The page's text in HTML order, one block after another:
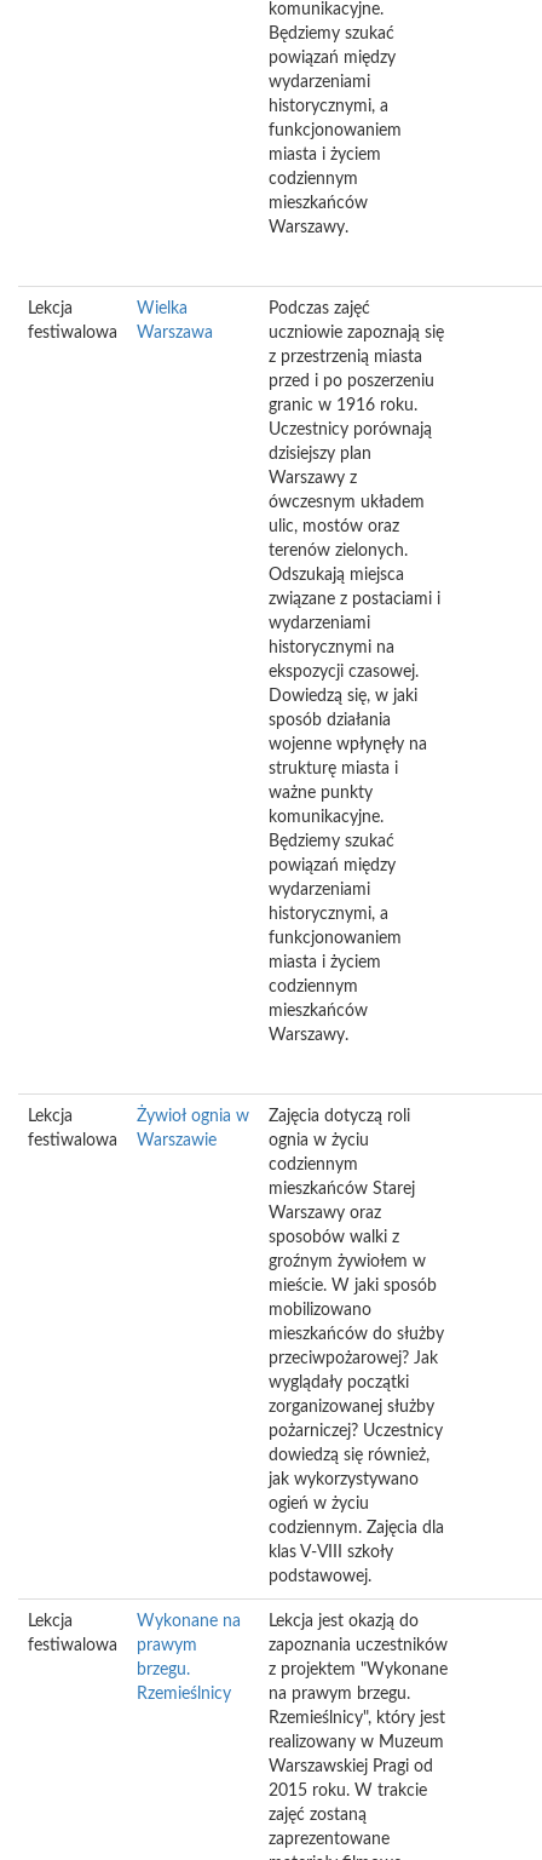
komunikacyjne.
Będziemy szukać
powiązań między
wydarzeniami
historycznymi, a
funkcjonowaniem
miasta i życiem
codziennym
mieszkańców
Warszawy.
Lekcja
festiwalowa
Wielka
Warszawa
Podczas zajęć
uczniowie zapoznają się
z przestrzenią miasta
przed i po poszerzeniu
granic w 1916 roku.
Uczestnicy porównają
dzisiejszy plan
Warszawy z
ówczesnym układem
ulic, mostów oraz
terenów zielonych.
Odszukają miejsca
związane z postaciami i
wydarzeniami
historycznymi na
ekspozycji czasowej.
Dowiedzą się, w jaki
sposób działania
wojenne wpłynęły na
strukturę miasta i
ważne punkty
komunikacyjne.
Będziemy szukać
powiązań między
wydarzeniami
historycznymi, a
funkcjonowaniem
miasta i życiem
codziennym
mieszkańców
Warszawy.
Lekcja
festiwalowa
Żywioł ognia w
Warszawie
Zajęcia dotyczą roli
ognia w życiu
codziennym
mieszkańców Starej
Warszawy oraz
sposobów walki z
groźnym żywiołem w
mieście. W jaki sposób
mobilizowano
mieszkańców do służby
przeciwpożarowej? Jak
wyglądały początki
zorganizowanej służby
pożarniczej? Uczestnicy
dowiedzą się również,
jak wykorzystywano
ogień w życiu
codziennym. Zajęcia dla
klas V-VIII szkoły
podstawowej.
Lekcja
festiwalowa
Wykonane na
prawym
brzegu.
Rzemieślnicy
Lekcja jest okazją do
zapoznania uczestników
z projektem "Wykonane
na prawym brzegu.
Rzemieślnicy", który jest
realizowany w Muzeum
Warszawskiej Pragi od
2015 roku. W trakcie
zajęć zostaną
zaprezentowane